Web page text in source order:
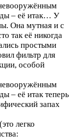
– её итак… У
Она мутная и с
так её никогда
простыми
фильтр для
особой
– её итак теперь
запах
легко